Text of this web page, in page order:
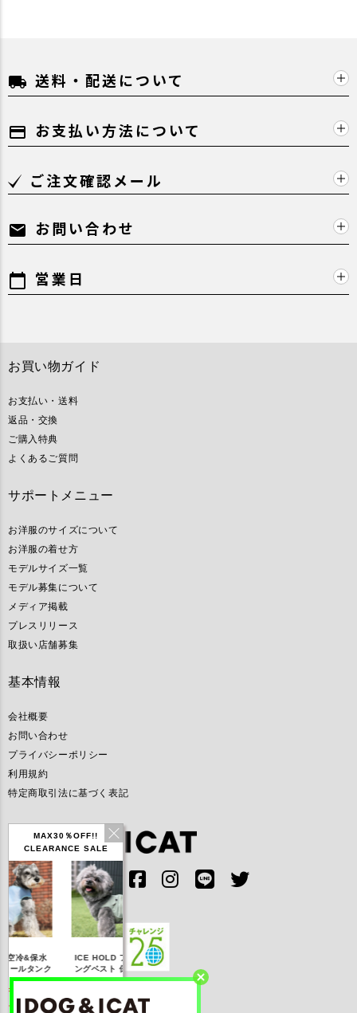
MAX30％OFF!!
CLEARANCE SALE
ICE HOLD フィッシ
ングベスト 保冷剤付
円(税込み)
IDOG ICE HOLD ネ
ッククーラー 保冷剤
local_shipping 送料・配送について
payment お支払い方法について
ご注文確認メール
mail お問い合わせ
calendar_today 営業日
お買い物ガイド
お支払い・送料
返品・交換
ご購入特典
よくあるご質問
サポートメニュー
お洋服のサイズについて
お洋服の着せ方
モデルサイズ一覧
モデル募集について
メディア掲載
プレスリリース
取扱い店舗募集
基本情報
会社概要
お問い合わせ
プライバシーポリシー
利用規約
特定商取引法に基づく表記